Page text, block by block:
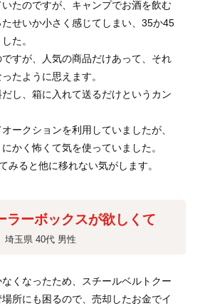
たのですが、キャンプでお酒を飲む
せいか小さく感じてしまい、35か45
た。
すが、人気の商品だけあって、それ
たように思えます。
し、箱に入れて送るだけというカン
ークションを利用していましたが、
かく怖くて気を使っていました。
みると他に移れない気がします。
ラーボックスが欲しくて
埼玉県 40代 男性
くなったため、スチールベルトクー
所にも困るので、売却したお金でイ